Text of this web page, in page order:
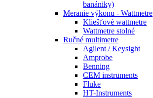
banániky)
Meranie výkonu - Wattmetre
Kliešťové wattmetre
Wattmetre stolné
Ručné multimetre
Agilent / Keysight
Amprobe
Benning
CEM instruments
Fluke
HT-Instruments